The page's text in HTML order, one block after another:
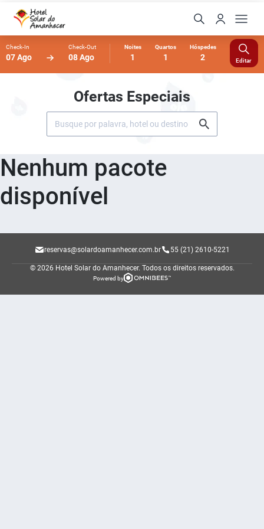
Check-In
07 Ago
Check-Out
08 Ago
Noites
1
Quartos
1
Hóspedes
2 Editar
Ofertas Especiais
Nenhum pacote
disponível
reservas@solardoamanhecer.com.br 55 (21) 2610-5221
© 2026 Hotel Solar do Amanhecer. Todos os direitos reservados.
Powered by